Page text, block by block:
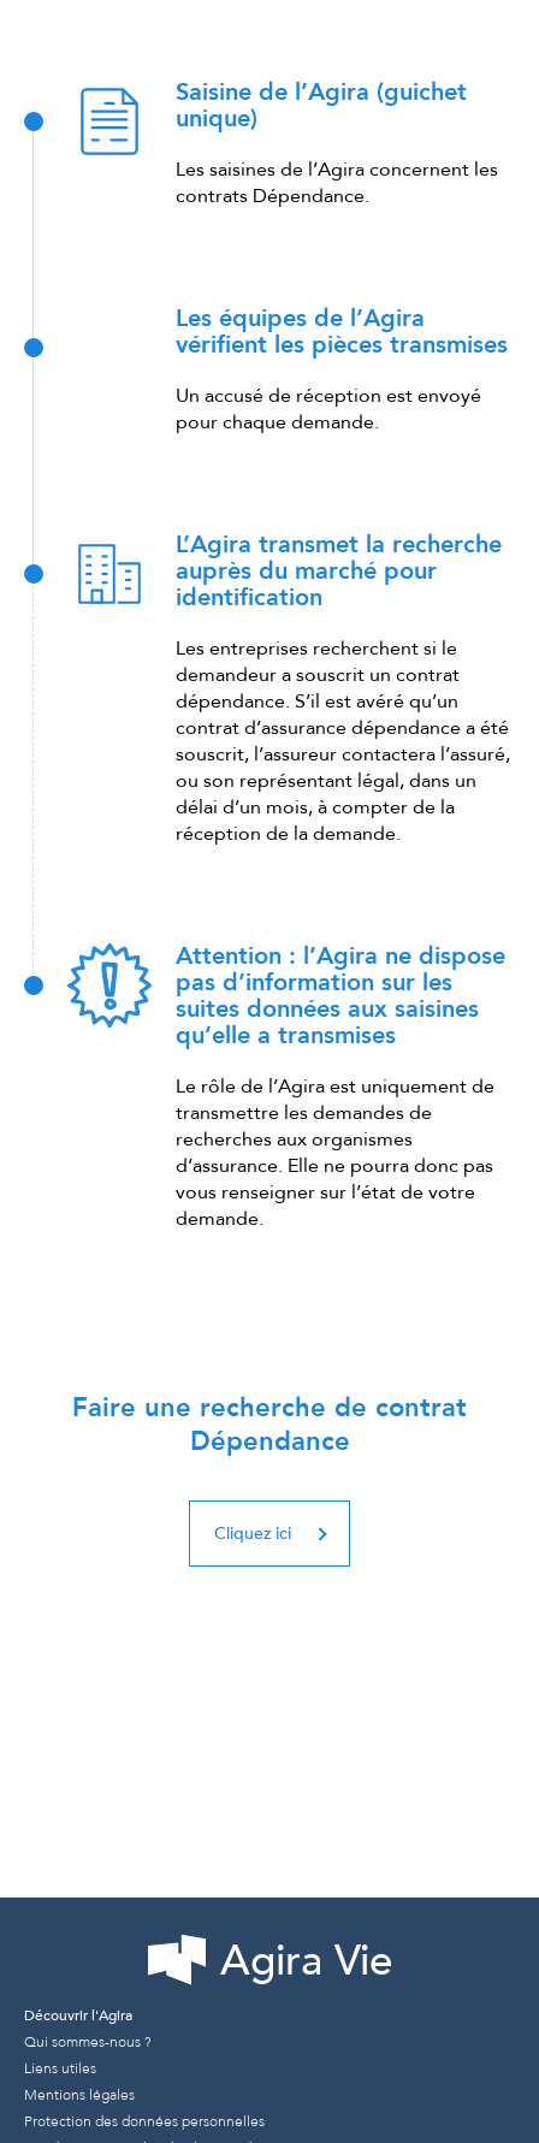
Saisine de l’Agira (guichet
unique)
Les saisines de l’Agira concernent les
contrats Dépendance.
Les équipes de l’Agira
vérifient les pièces transmises
Un accusé de réception est envoyé
pour chaque demande.
L’Agira transmet la recherche
auprès du marché pour
identification
Les entreprises recherchent si le
demandeur a souscrit un contrat
dépendance. S’il est avéré qu’un
contrat d’assurance dépendance a été
souscrit, l’assureur contactera l’assuré,
ou son représentant légal, dans un
délai d’un mois, à compter de la
réception de la demande.
Attention : l’Agira ne dispose
pas d’information sur les
suites données aux saisines
qu’elle a transmises
Le rôle de l’Agira est uniquement de
transmettre les demandes de
recherches aux organismes
d’assurance. Elle ne pourra donc pas
vous renseigner sur l’état de votre
demande.
Faire une recherche de contrat
Dépendance
Cliquez ici
Agira Vie
Découvrir l'Agira
Qui sommes-nous ?
Liens utiles
Mentions légales
Protection des données personnelles